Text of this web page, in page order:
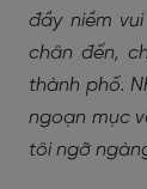
đầy niềm
chân đến,
thành phố.
ngoạn mục
tôi ngỡ